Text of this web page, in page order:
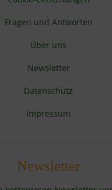
Fragen und Antworten
Über uns
Newsletter
Datenschutz
Impressum
Newsletter